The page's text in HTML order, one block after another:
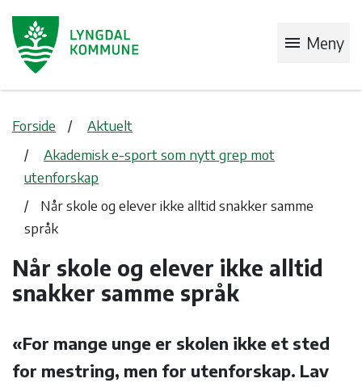
menu Meny
Forside
Aktuelt
Akademisk e-sport som nytt grep mot
utenforskap
Når skole og elever ikke alltid snakker samme
språk
Når skole og elever ikke alltid
snakker samme språk
«For mange unge er skolen ikke et sted
for mestring, men for utenforskap. Lav